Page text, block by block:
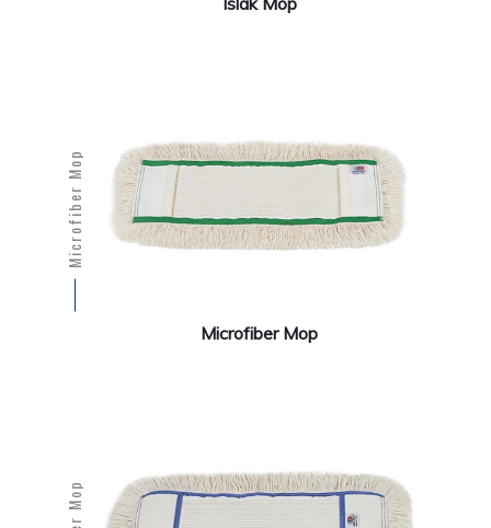
Microfiber Mop
Microfiber Mop